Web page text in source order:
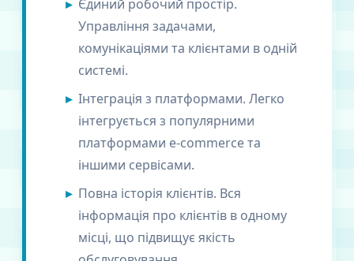
Єдиний робочий простір.
Управління задачами,
комунікаціями та клієнтами в одній
системі.
Інтеграція з платформами. Легко
інтегрується з популярними
платформами e-commerce та
іншими сервісами.
Повна історія клієнтів. Вся
інформація про клієнтів в одному
місці, що підвищує якість